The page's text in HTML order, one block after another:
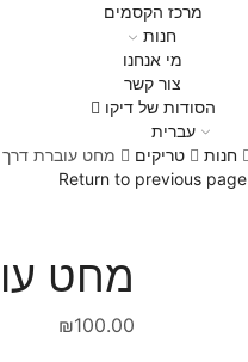
מרכז הקסמים
חנות
מי אנחנו
צור קשר
הסודות של דיקו
עברית
חנות טריקים
מחט עוברת דרך
Return to previous page
מחט
₪100.00